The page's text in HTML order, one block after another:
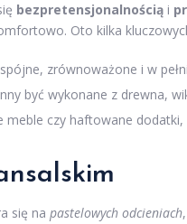
bezpretensjonalnością i
Oto kilka
zrównoważone i w
być wykonane z drewna,
meble czy haftowane dodatki,
się na pastelowych odcieniach